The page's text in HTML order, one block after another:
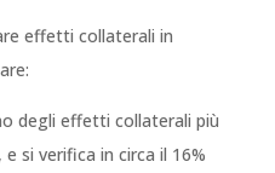
effetti collaterali in
degli effetti collaterali più
si verifica in circa il 16%